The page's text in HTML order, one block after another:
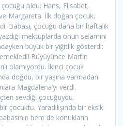
çocuğu oldu: Hans, Elisabet,
Margareta. İlk doğan çocuk,
Babası, çocuğu daha bir haftalık
mektuplarda onun selamını
büyük bir yiğitlik gösterdi:
Büyüyünce Martin
olamıyordu. İkinci çocuk
doğdu, bir yaşına varmadan
Magdalena’yı verdi.
sevdiği çocuğuydu.
çocuktu. Yaradılışında bir eksik
hem de konukların